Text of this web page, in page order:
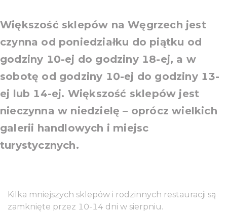
Większość sklepów na Węgrzech jest
czynna od poniedziałku do piątku od
godziny 10-ej do godziny 18-ej, a w
sobotę od godziny 10-ej do godziny 13-
ej lub 14-ej. Większość sklepów jest
nieczynna w niedzielę – oprócz wielkich
galerii handlowych i miejsc
turystycznych.
Kilka mniejszych sklepów i rodzinnych restauracji są
zamknięte przez 10-14 dni w sierpniu.